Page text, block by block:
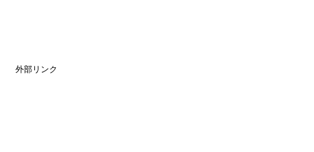
外部リンク